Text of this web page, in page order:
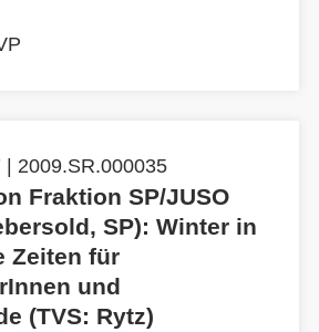
| 2009.SR.000035
Fraktion SP/JUSO
SP): Winter in
Zeiten für
und
(TVS: Rytz)